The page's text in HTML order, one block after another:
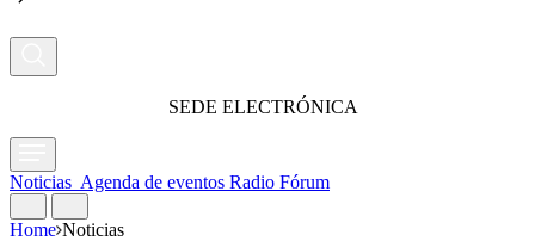
SEDE ELECTRÓNICA
Noticias Agenda de eventos Radio Fórum
Home Noticias